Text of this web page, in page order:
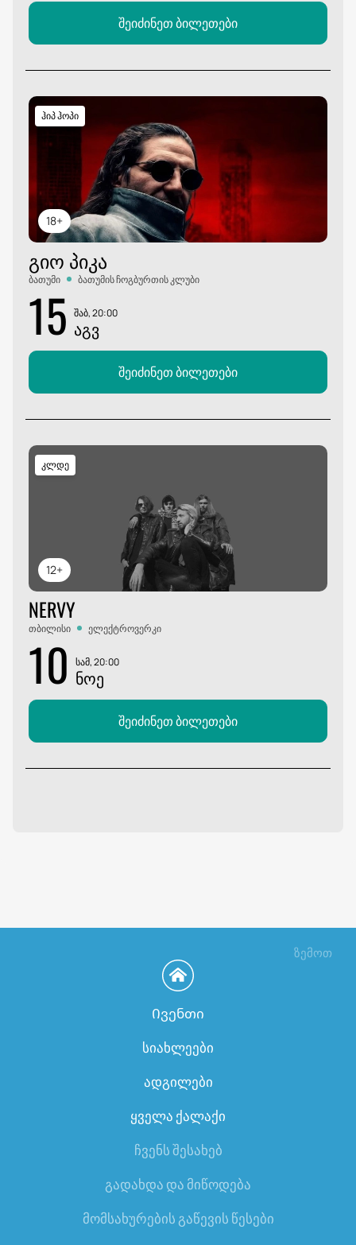
შეიძინეთ ბილეთები
18+
ჰიპ ჰოპი
ᲒᲘᲝ ᲞᲘᲙᲐ
ბათუმი ბათუმის ჩოგბურთის კლუბი
15 შაბ, 20:00
ᲐᲒᲕ
შეიძინეთ ბილეთები
12+
კლდე
NERVY
თბილისი ელექტროვერკი
10 სამ, 20:00
ᲜᲝᲔ
შეიძინეთ ბილეთები
ზემოთ
Ივენთი
სიახლეები
ადგილები
ყველა ქალაქი
ჩვენს შესახებ
გადახდა და მიწოდება
მომსახურების გაწევის წესები